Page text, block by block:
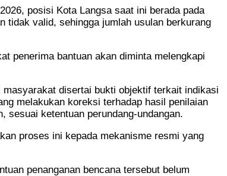
posisi Kota Langsa saat ini berada pada
tidak valid, sehingga jumlah usulan berkurang
penerima bantuan akan diminta melengkapi
disertai bukti objektif terkait indikasi
melakukan koreksi terhadap hasil penilaian
sesuai ketentuan perundang-undangan.
proses ini kepada mekanisme resmi yang
penanganan bencana tersebut belum